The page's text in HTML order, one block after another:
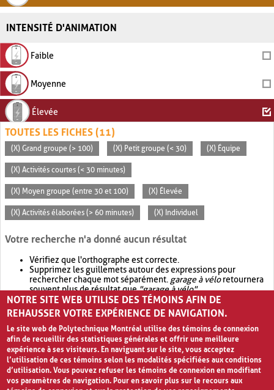
INTENSITÉ D'ANIMATION
Faible
Moyenne
Élevée
TOUTES LES FICHES (11)
(X) Grand groupe (> 100) (X) Petit groupe (< 30) (X) Équipe
(X) Activités courtes (< 30 minutes)
(X) Moyen groupe (entre 30 et 100) (X) Élevée
(X) Activités élaborées (> 60 minutes) (X) Individuel
Votre recherche n'a donné aucun résultat
Vérifiez que l'orthographe est correcte.
Supprimez les guillemets autour des expressions pour
rechercher chaque mot séparément. garage à véloretournera
souvent plus de résultat que"garage à vélo".
Envisagez d'élargir votre recherche avec OR.garage OR vélo
retournera souvent plus de résultat quegarage à vélo
NOTRE SITE WEB UTILISE DES TÉMOINS AFIN DE
REHAUSSER VOTRE EXPÉRIENCE DE NAVIGATION.
Le site web de Polytechnique Montréal utilise des témoins de connexion
afin de recueillir des statistiques générales et offrir une meilleure
expérience à ses visiteurs. En naviguant sur le site, vous acceptez
l’utilisation de ces témoins selon les modalités spécifiées aux conditions
d’utilisation. Vous pouvez refuser les témoins de connexion en modifiant
vos paramètres de navigation. Pour en savoir plus sur le recours aux